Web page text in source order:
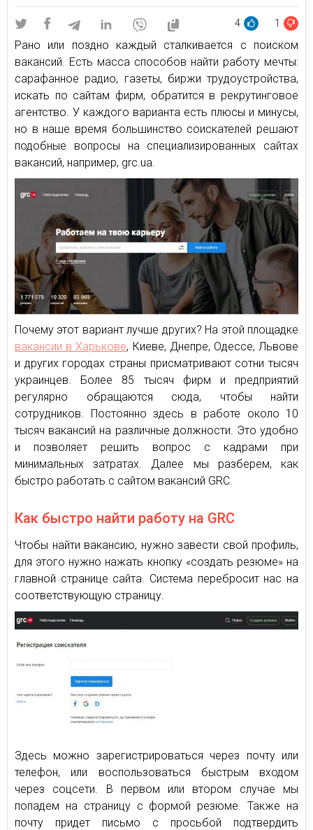
4 1
Рано или поздно каждый сталкивается с поиском
вакансий. Есть масса способов найти работу мечты:
сарафанное радио, газеты, биржи трудоустройства,
искать по сайтам фирм, обратится в рекрутинговое
агентство. У каждого варианта есть плюсы и минусы,
но в наше время большинство соискателей решают
подобные вопросы на специализированных сайтах
вакансий, например, grc.ua.
Почему этот вариант лучше других? На этой площадке
вакансии в Харькове, Киеве, Днепре, Одессе, Львове
и других городах страны присматривают сотни тысяч
украинцев. Более 85 тысяч фирм и предприятий
регулярно обращаются сюда, чтобы найти
сотрудников. Постоянно здесь в работе около 10
тысяч вакансий на различные должности. Это удобно
и позволяет решить вопрос с кадрами при
минимальных затратах. Далее мы разберем, как
быстро работать с сайтом вакансий GRC.
Как быстро найти работу на GRC
Чтобы найти вакансию, нужно завести свой профиль,
для этого нужно нажать кнопку «создать резюме» на
главной странице сайта. Система перебросит нас на
соответствующую страницу.
Здесь можно зарегистрироваться через почту или
телефон, или воспользоваться быстрым входом
через соцсети. В первом или втором случае мы
попадем на страницу с формой резюме. Также на
почту придет письмо с просьбой подтвердить